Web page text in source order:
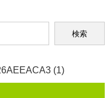
(1)